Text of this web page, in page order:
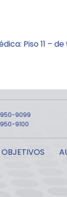
Piso 11 –
9099
9100
OBJETIVOS